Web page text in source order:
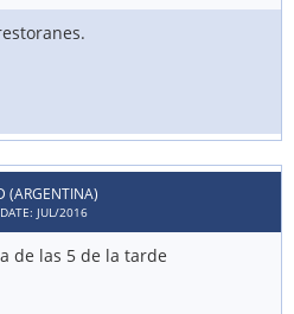
(ARGENTINA)
JUL/2016
de las 5 de la tarde